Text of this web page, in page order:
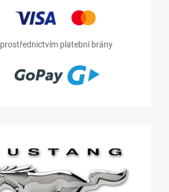
prostřednictvím platební brány